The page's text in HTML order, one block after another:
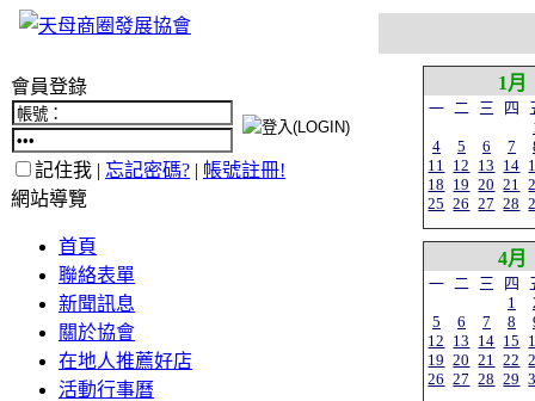
會員登錄
記住我 | 忘記密碼? | 帳號註冊!
網站導覽
首頁
聯絡表單
新聞訊息
關於協會
在地人推薦好店
活動行事曆
1月
一 二 三 四
4
5 6 7
11 12 13 14
18 19 20 21
25 26 27 28
4月
一 二 三 四
1
5
6 7 8
12 13 14 15
19 20 21 22
26 27 28 29